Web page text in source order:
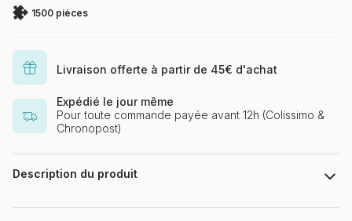
1500 pièces
Livraison offerte à partir de 45€ d'achat
Expédié le jour même
Pour toute commande payée avant 12h (Colissimo &
Chronopost)
Description du produit
Bill Bell / artlicensing.com